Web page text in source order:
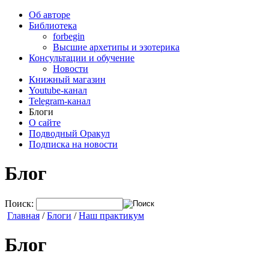
Об авторе
Библиотека
forbegin
Высшие архетипы и эзотерика
Консультации и обучение
Новости
Книжный магазин
Youtube-канал
Telegram-канал
Блоги
О сайте
Подводный Оракул
Подписка на новости
Блог
Поиск:
Главная /Блоги /Наш практикум
Блог